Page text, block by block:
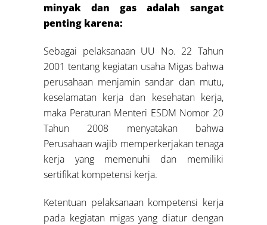
minyak dan gas adalah sangat
penting karena:
Sebagai pelaksanaan UU No. 22 Tahun
2001 tentang kegiatan usaha Migas bahwa
perusahaan menjamin sandar dan mutu,
keselamatan kerja dan kesehatan kerja,
maka Peraturan Menteri ESDM Nomor 20
Tahun 2008 menyatakan bahwa
Perusahaan wajib memperkerjakan tenaga
kerja yang memenuhi dan memiliki
sertifikat kompetensi kerja.
Ketentuan pelaksanaan kompetensi kerja
pada kegiatan migas yang diatur dengan